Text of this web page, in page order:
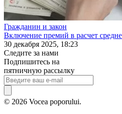
Гражданин и закон
Включение премий в расчет
30 декабря 2025, 18:23
Следите за нами
Подпишитесь на
пятничную рассылку
© 2026 Vocea poporului.